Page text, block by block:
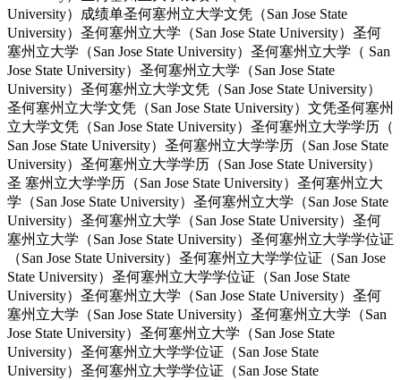
University）成绩单圣何塞州立大学文凭（San Jose State
University）圣何塞州立大学（San Jose State University）圣何
塞州立大学（San Jose State University）圣何塞州立大学（ San
Jose State University）圣何塞州立大学（San Jose State
University）圣何塞州立大学文凭（San Jose State University）
圣何塞州立大学文凭（San Jose State University）文凭圣何塞州
立大学文凭（San Jose State University）圣何塞州立大学学历（
San Jose State University）圣何塞州立大学学历（San Jose State
University）圣何塞州立大学学历（San Jose State University）
圣 塞州立大学学历（San Jose State University）圣何塞州立大
学（San Jose State University）圣何塞州立大学（San Jose State
University）圣何塞州立大学（San Jose State University）圣何
塞州立大学（San Jose State University）圣何塞州立大学学位证
（San Jose State University）圣何塞州立大学学位证（San Jose
State University）圣何塞州立大学学位证（San Jose State
University）圣何塞州立大学（San Jose State University）圣何
塞州立大学（San Jose State University）圣何塞州立大学（San
Jose State University）圣何塞州立大学（San Jose State
University）圣何塞州立大学学位证（San Jose State
University）圣何塞州立大学学位证（San Jose State